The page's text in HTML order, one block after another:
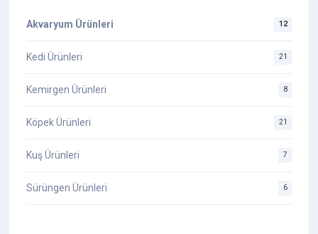
Akvaryum Ürünleri 12
Kedi Ürünleri 21
Kemirgen Ürünleri 8
Köpek Ürünleri 21
Kuş Ürünleri 7
Sürüngen Ürünleri 6